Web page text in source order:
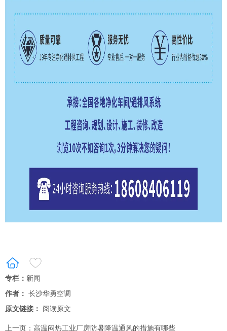
专栏： 新闻
作者： 长沙华勇空调
原文链接：
阅读原文
上一页： 高温闷热工业厂房防暑降温通风的措施有哪些